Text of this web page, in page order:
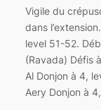
Vigile du
dans
level 51-52.
(Ravada) Défis
Al Donjon à 4,
Aery Donjon à